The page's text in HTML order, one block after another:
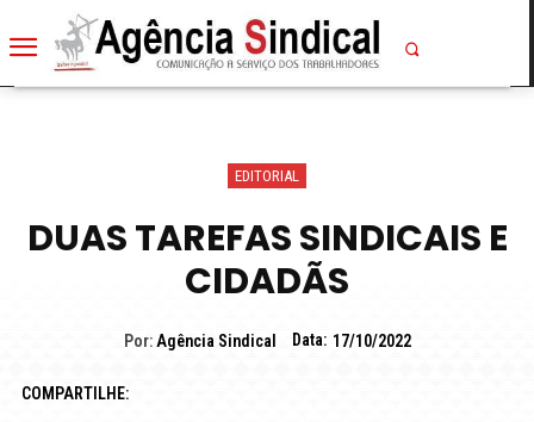
EDITORIAL
DUAS TAREFAS SINDICAIS E
CIDADÃS
Por: Agência Sindical Data: 17/10/2022
COMPARTILHE: